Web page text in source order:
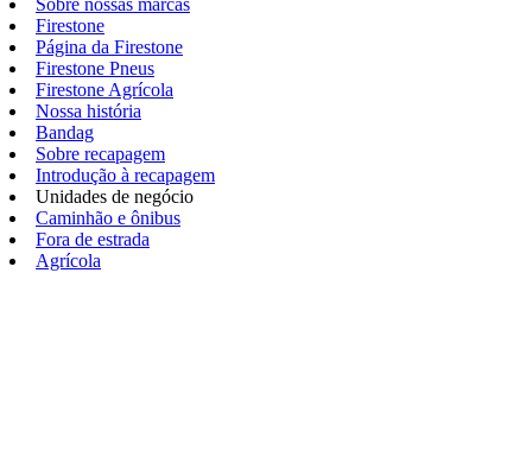
Sobre nossas marcas
Firestone
Página da Firestone
Firestone Pneus
Firestone Agrícola
Nossa história
Bandag
Sobre recapagem
Introdução à recapagem
Unidades de negócio
Caminhão e ônibus
Fora de estrada
Agrícola